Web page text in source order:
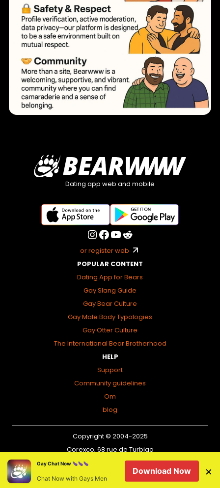
Dating app web and mobile
or register web
POPULAR CONTENT
Dating App for Bears
Gay Slang Guide
Gay Bear Culture
Gay Male Body Typologies
Gay Otter Culture
The International Bear Brotherhood
HELP
Support
Community guidelines
Om
blog
Copyright © 2004-2025
Corexco, 68 rue de Turbigo
75003 Paris
Privacy policy
Gay Chat Now
Chat Now with Gays Men
Download Now ×